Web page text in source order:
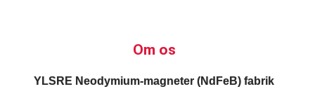
Om os
YLSRE Neodymium-magneter (NdFeB) fabrik